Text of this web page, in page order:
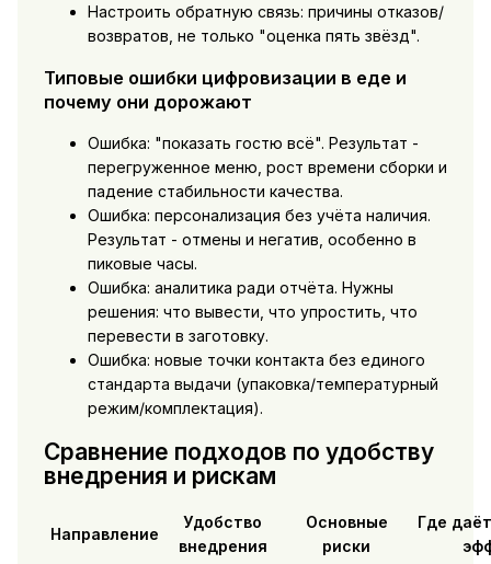
Настроить обратную связь: причины отказов/
возвратов, не только "оценка пять звёзд".
Типовые ошибки цифровизации в еде и
почему они дорожают
Ошибка: "показать гостю всё". Результат -
перегруженное меню, рост времени сборки и
падение стабильности качества.
Ошибка: персонализация без учёта наличия.
Результат - отмены и негатив, особенно в
пиковые часы.
Ошибка: аналитика ради отчёта. Нужны
решения: что вывести, что упростить, что
перевести в заготовку.
Ошибка: новые точки контакта без единого
стандарта выдачи (упаковка/температурный
режим/комплектация).
Сравнение подходов по удобству
внедрения и рискам
Направление
Удобство
внедрения
Основные
риски
Где